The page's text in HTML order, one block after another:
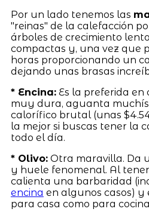
Por un lado tenemos las
"reinas" de la calefacción
árboles de crecimiento
compactas y, una vez que
horas proporcionando un
dejando unas brasas
* Encina:Es la preferida en
muy dura, aguanta
calorífico brutal (unas
la mejor si buscas tener la
todo el día.
* Olivo:Otra maravilla. Da
y huele fenomenal. Al
calienta una barbaridad
encina en algunos casos)
para casa como para